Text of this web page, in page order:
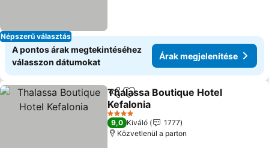
Népszerű választás
A pontos árak megtekintéséhez
válasszon dátumokat
Árak megjelenítése
Megosztás
Hozzáadás a kedvencekhez
Thalassa Boutique Hotel
Kefalonia
Árak megjelenítése
4 Kategória
9,0 Kiváló
1777
Közvetlenül a parton